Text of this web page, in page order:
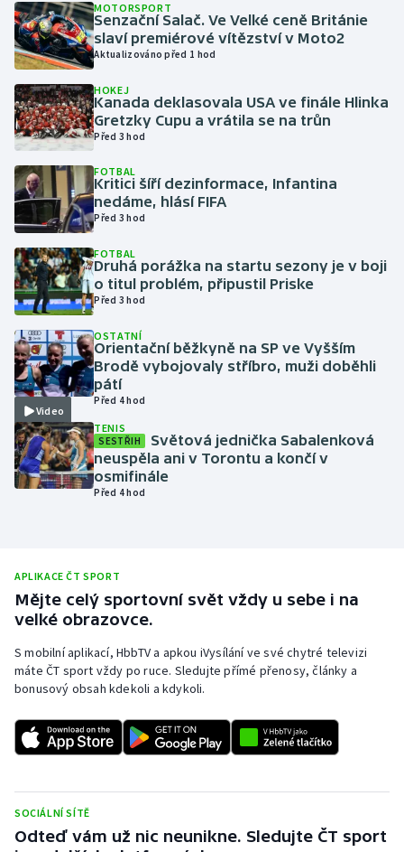
Gymnastika
Házená
Jezdectví
Judo
Krasobruslení
Lyže a snowboard
Moderní pětiboj
Motorsport
Olympijské hry
Parasport
Rychlostní kanoistika
Short track
Stolní tenis
Triatlon
MOTORSPORT
Senzační Salač. Ve Velké ceně Británie
slaví premiérové vítězství v Moto2
Aktualizováno před 1 hod
HOKEJ
Kanada deklasovala USA ve finále Hlinka
Gretzky Cupu a vrátila se na trůn
Před 3 hod
FOTBAL
Kritici šíří dezinformace, Infantina
nedáme, hlásí FIFA
Před 3 hod
FOTBAL
Druhá porážka na startu sezony je v boji
o titul problém, připustil Priske
Před 3 hod
Video
OSTATNÍ
Orientační běžkyně na SP ve Vyšším
Brodě vybojovaly stříbro, muži doběhli
pátí
Před 4 hod
TENIS
SESTŘIH
Světová jednička Sabalenková
neuspěla ani v Torontu a končí v
osmifinále
Před 4 hod
APLIKACE ČT SPORT
Mějte celý sportovní svět vždy u sebe i na
velké obrazovce.
S mobilní aplikací, HbbTV a apkou iVysílání ve své chytré televizi
máte ČT sport vždy po ruce. Sledujte přímé přenosy, články a
bonusový obsah kdekoli a kdykoli.
SOCIÁLNÍ SÍTĚ
Odteď vám už nic neunikne. Sledujte ČT sport